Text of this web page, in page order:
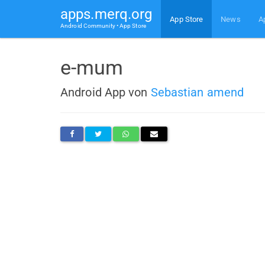
apps.merq.org
Android Community • App Store
App Store News
e-mum
Android App von Sebastian amend